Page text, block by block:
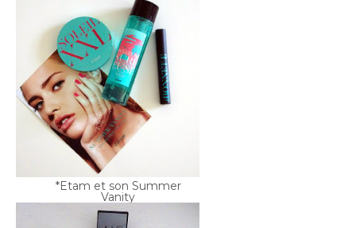
*Etam et son Summer
Vanity